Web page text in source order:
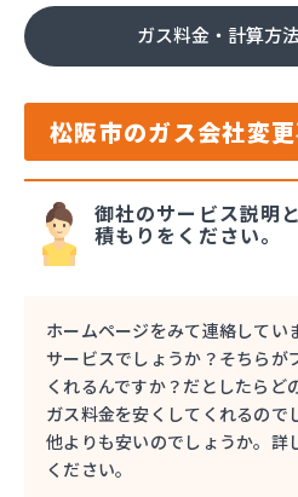
ガス料金・計算方
松阪市のガス会社変
御社のサービス説明
積もりをください。
ホームページをみて連絡してい
サービスでしょうか？そちらが
くれるんですか？だとしたらど
ガス料金を安くしてくれるので
他よりも安いのでしょうか。詳
ください。